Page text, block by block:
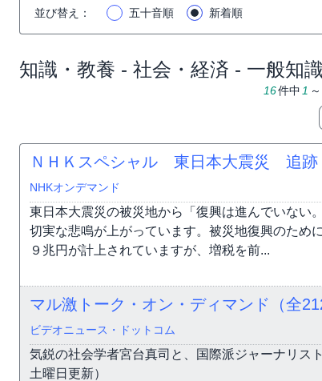
並び替え ： 五十音順 新着順
知識・教養 - 社会・経済 - 一般知識
16件中 1 ～
ＮＨＫスペシャル 東日本大震災 追
NHKオンデマンド
東日本大震災の被災地から「復興は進んでいない
切実な悲鳴が上がっています。被災地復興のため
９兆円が計上されていますが、増税を前...
マル激トーク・オン・ディマンド（全
ビデオニュース・ドットコム
気鋭の社会学者宮台真司と、国際派ジャーナリス
土曜日更新）